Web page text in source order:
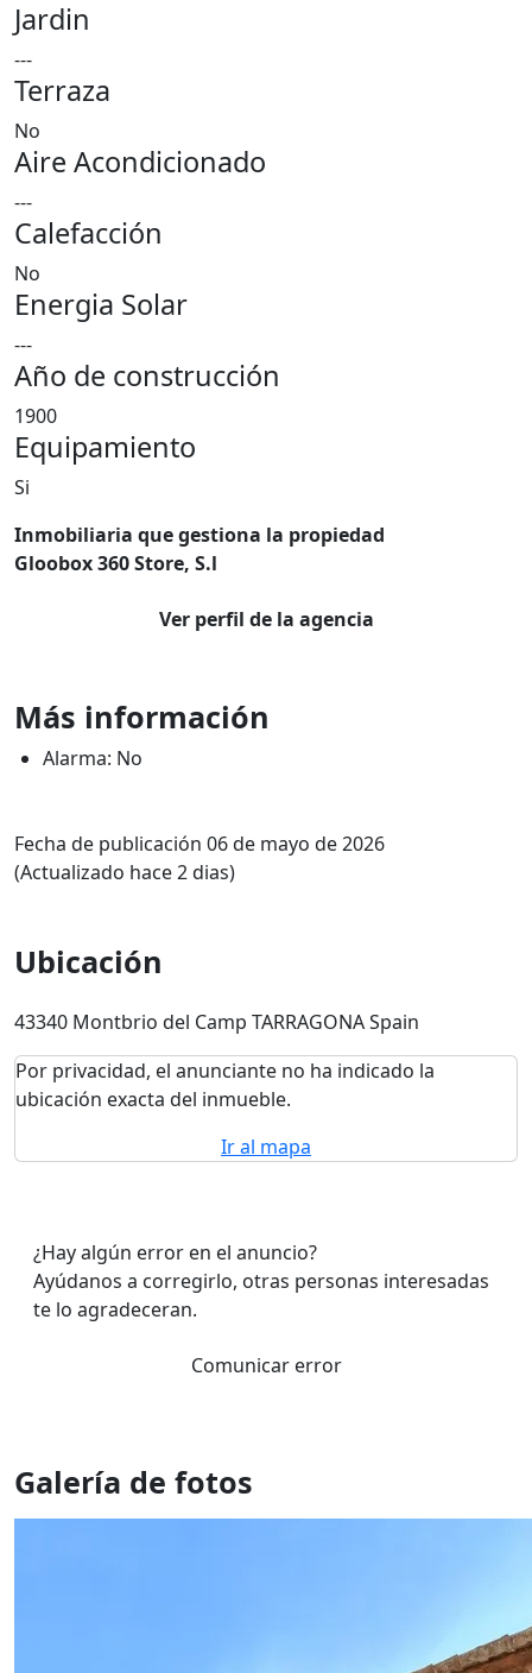
Jardin
---
Terraza
No
Aire Acondicionado
---
Calefacción
No
Energia Solar
---
Año de construcción
1900
Equipamiento
Si
Inmobiliaria que gestiona la propiedad
Gloobox 360 Store, S.l
Ver perfil de la agencia
Más información
Alarma: No
Fecha de publicación 06 de mayo de 2026
(Actualizado hace 2 dias)
Ubicación
43340 Montbrio del Camp TARRAGONA Spain
Por privacidad, el anunciante no ha indicado la
ubicación exacta del inmueble.
Ir al mapa
¿Hay algún error en el anuncio?
Ayúdanos a corregirlo, otras personas interesadas
te lo agradeceran.
Comunicar error
Galería de fotos